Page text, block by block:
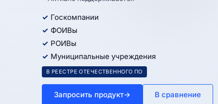
Госкомпании
ФОИВы
РОИВы
Муниципальные учреждения
В РЕЕСТРЕ ОТЕЧЕСТВЕННОГО ПО
Запросить продукт→ В сравнение